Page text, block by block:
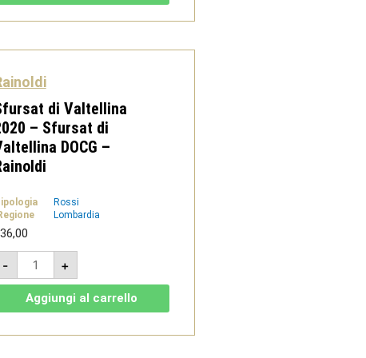
Superiore
DOCG
di Valtellina
– Sfursat di
DOCG –
Rossi
Lombardia
36,00
-
Sfursat
Valtellina
2020
Sfursat
Valtellina
+
Aggiungi al carrello